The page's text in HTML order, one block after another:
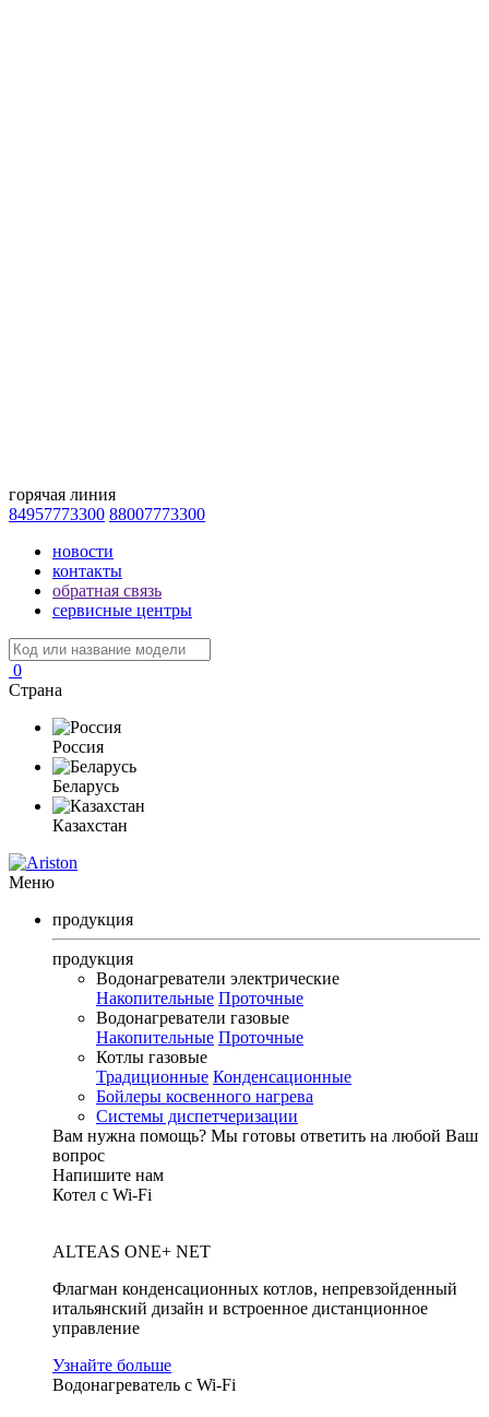
горячая линия
84957773300 88007773300
новости
контакты
обратная связь
сервисные центры
0
Страна
Россия
Беларусь
Казахстан
Меню
продукция
продукция
Водонагреватели электрические
Накопительные Проточные
Водонагреватели газовые
Накопительные Проточные
Котлы газовые
Традиционные Конденсационные
Бойлеры косвенного нагрева
Системы диспетчеризации
Вам нужна помощь? Мы готовы ответить на любой Ваш
вопрос
Напишите нам
Котел с Wi-Fi
ALTEAS ONE+ NET
Флагман конденсационных котлов, непревзойденный
итальянский дизайн и встроенное дистанционное
управление
Узнайте больше
Водонагреватель с Wi-Fi